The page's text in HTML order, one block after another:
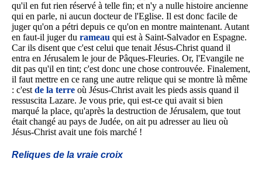
qu'il en fut rien réservé à telle fin; et n'y a nulle histoire ancienne
qui en parle, ni aucun docteur de l'Eglise. Il est donc facile de
juger qu'on a pétri depuis ce qu'on en montre maintenant. Autant
en faut-il juger du rameau qui est à Saint-Salvador en Espagne.
Car ils disent que c'est celui que tenait Jésus-Christ quand il
entra en Jérusalem le jour de Pâques-Fleuries. Or, l'Evangile ne
dit pas qu'il en tint; c'est donc une chose controuvée. Finalement,
il faut mettre en ce rang une autre relique qui se montre là même
: c'est de la terre où Jésus-Christ avait les pieds assis quand il
ressuscita Lazare. Je vous prie, qui est-ce qui avait si bien
marqué la place, qu'après la destruction de Jérusalem, que tout
était changé au pays de Judée, on ait pu adresser au lieu où
Jésus-Christ avait une fois marché !
Reliques de la vraie croix